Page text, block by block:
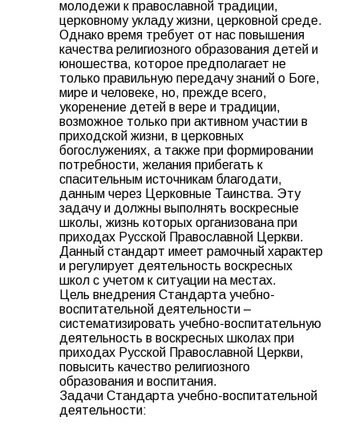
молодежи к православной традиции,
церковному укладу жизни, церковной среде.
Однако время требует от нас повышения
качества религиозного образования детей и
юношества, которое предполагает не
только правильную передачу знаний о Боге,
мире и человеке, но, прежде всего,
укоренение детей в вере и традиции,
возможное только при активном участии в
приходской жизни, в церковных
богослужениях, а также при формировании
потребности, желания прибегать к
спасительным источникам благодати,
данным через Церковные Таинства. Эту
задачу и должны выполнять воскресные
школы, жизнь которых организована при
приходах Русской Православной Церкви.
Данный стандарт имеет рамочный характер
и регулирует деятельность воскресных
школ с учетом к ситуации на местах.
Цель внедрения Стандарта учебно-
воспитательной деятельности –
систематизировать учебно-воспитательную
деятельность в воскресных школах при
приходах Русской Православной Церкви,
повысить качество религиозного
образования и воспитания.
Задачи Стандарта учебно-воспитательной
деятельности: